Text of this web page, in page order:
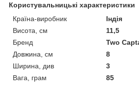
Користувальницькі характеристики
Країна-виробник
Індія
Висота, см
11,5
Бренд
Two
Довжина, см
8
Ширина, див
3
Вага, грам
85